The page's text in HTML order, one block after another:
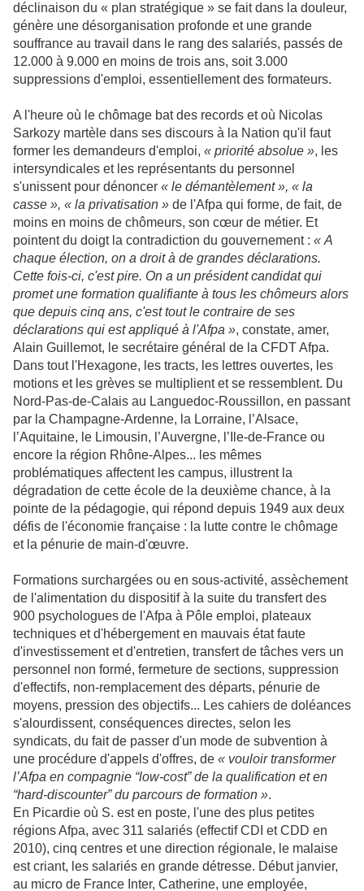
déclinaison du « plan stratégique » se fait dans la douleur,
génère une désorganisation profonde et une grande
souffrance au travail dans le rang des salariés, passés de
12.000 à 9.000 en moins de trois ans, soit 3.000
suppressions d'emploi, essentiellement des formateurs.
A l'heure où le chômage bat des records et où Nicolas
Sarkozy martèle dans ses discours à la Nation qu'il faut
former les demandeurs d'emploi, « priorité absolue », les
intersyndicales et les représentants du personnel
s'unissent pour dénoncer « le démantèlement », « la
casse », « la privatisation » de l'Afpa qui forme, de fait, de
moins en moins de chômeurs, son cœur de métier. Et
pointent du doigt la contradiction du gouvernement : « A
chaque élection, on a droit à de grandes déclarations.
Cette fois-ci, c'est pire. On a un président candidat qui
promet une formation qualifiante à tous les chômeurs alors
que depuis cinq ans, c'est tout le contraire de ses
déclarations qui est appliqué à l'Afpa », constate, amer,
Alain Guillemot, le secrétaire général de la CFDT Afpa.
Dans tout l'Hexagone, les tracts, les lettres ouvertes, les
motions et les grèves se multiplient et se ressemblent. Du
Nord-Pas-de-Calais au Languedoc-Roussillon, en passant
par la Champagne-Ardenne, la Lorraine, l’Alsace,
l’Aquitaine, le Limousin, l’Auvergne, l’Ile-de-France ou
encore la région Rhône-Alpes... les mêmes
problématiques affectent les campus, illustrent la
dégradation de cette école de la deuxième chance, à la
pointe de la pédagogie, qui répond depuis 1949 aux deux
défis de l'économie française : la lutte contre le chômage
et la pénurie de main-d'œuvre.
Formations surchargées ou en sous-activité, assèchement
de l'alimentation du dispositif à la suite du transfert des
900 psychologues de l'Afpa à Pôle emploi, plateaux
techniques et d'hébergement en mauvais état faute
d'investissement et d'entretien, transfert de tâches vers un
personnel non formé, fermeture de sections, suppression
d'effectifs, non-remplacement des départs, pénurie de
moyens, pression des objectifs... Les cahiers de doléances
s'alourdissent, conséquences directes, selon les
syndicats, du fait de passer d'un mode de subvention à
une procédure d'appels d'offres, de « vouloir transformer
l’Afpa en compagnie “low-cost” de la qualification et en
“hard-discounter” du parcours de formation ».
En Picardie où S. est en poste, l'une des plus petites
régions Afpa, avec 311 salariés (effectif CDI et CDD en
2010), cinq centres et une direction régionale, le malaise
est criant, les salariés en grande détresse. Début janvier,
au micro de France Inter, Catherine, une employée,